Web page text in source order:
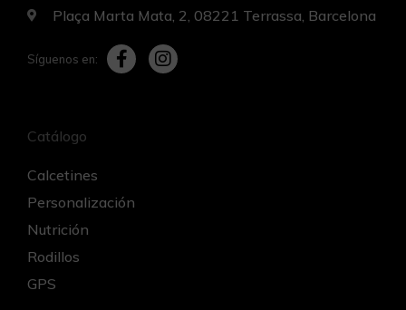
Plaça Marta Mata, 2, 08221 Terrassa, Barcelona
Síguenos en:
Catálogo
Calcetines
Personalización
Nutrición
Rodillos
GPS